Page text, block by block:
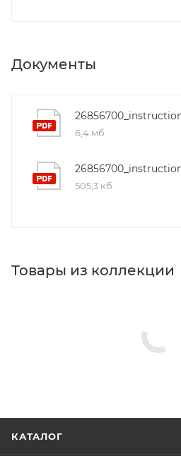
Документы
6,4 мб
505,3 кб
Товары из коллекции
Полки в ванную комнату
Душ, Товар, 00-01105883, 0.8